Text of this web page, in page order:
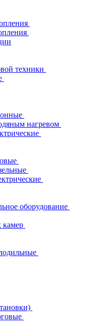
техники
нагревом
оборудование
камер